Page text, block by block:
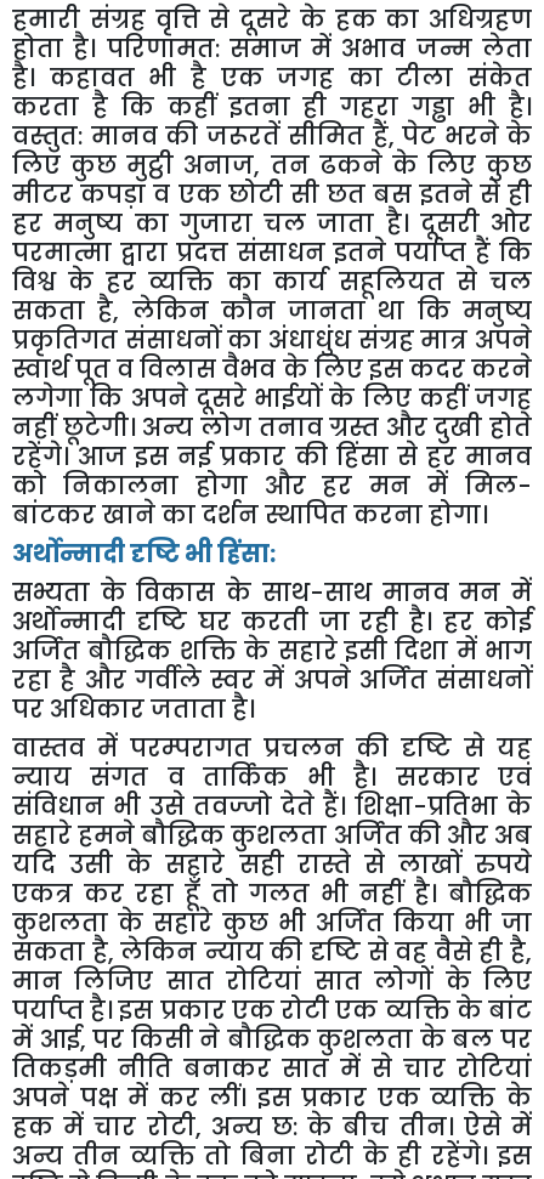
हमारी संग्रह वृत्ति से दूसरे के हक का अधिग्रहण
होता है। परिणामत: समाज में अभाव जन्म लेता
है। कहावत भी है एक जगह का टीला संकेत
करता है कि कहीं इतना ही गहरा गड्ढा भी है।
वस्तुत: मानव की जरूरतें सीमित हैं, पेट भरने के
लिए कुछ मुट्ठी अनाज, तन ढकने के लिए कुछ
मीटर कपड़ा व एक छोटी सी छत बस इतने से ही
हर मनुष्य का गुजारा चल जाता है। दूसरी ओर
परमात्मा द्वारा प्रदत्त संसाधन इतने पर्याप्त हैं कि
विश्व के हर व्यक्ति का कार्य सहूलियत से चल
सकता है, लेकिन कौन जानता था कि मनुष्य
प्रकृतिगत संसाधनों का अंधाधुंध संग्रह मात्र अपने
स्वार्थ पूत व विलास वैभव के लिए इस कदर करने
लगेगा कि अपने दूसरे भाईयों के लिए कहीं जगह
नहीं छूटेगी। अन्य लोग तनाव ग्रस्त और दुखी होते
रहेंगे। आज इस नई प्रकार की हिंसा से हर मानव
को निकालना होगा और हर मन में मिल-
बांटकर खाने का दर्शन स्थापित करना होगा।
अर्थोन्मादी दृष्टि भी हिंसा:
सभ्यता के विकास के साथ-साथ मानव मन में
अर्थोन्मादी दृष्टि घर करती जा रही है। हर कोई
अर्जित बौद्धिक शक्ति के सहारे इसी दिशा में भाग
रहा है और गर्वीले स्वर में अपने अर्जित संसाधनों
पर अधिकार जताता है।
वास्तव में परम्परागत प्रचलन की दृष्टि से यह
न्याय संगत व तार्किक भी है। सरकार एवं
संविधान भी उसे तवज्जो देते हैं। शिक्षा-प्रतिभा के
सहारे हमने बौद्धिक कुशलता अर्जित की और अब
यदि उसी के सहारे सही रास्ते से लाखों रुपये
एकत्र कर रहा हूँ तो गलत भी नहीं है। बौद्धिक
कुशलता के सहारे कुछ भी अर्जित किया भी जा
सकता है,लेकिन न्याय की दृष्टि से वह वैसे ही है,
मान लिजिए सात रोटियां सात लोगों के लिए
पर्याप्त है। इस प्रकार एक रोटी एक व्यक्ति के बांट
में आई,पर किसी ने बौद्धिक कुशलता के बल पर
तिकड़मी नीति बनाकर सात में से चार रोटियां
अपने पक्ष में कर लीं। इस प्रकार एक व्यक्ति के
हक में चार रोटी, अन्य छ: के बीच तीन। ऐसे में
अन्य तीन व्यक्ति तो बिना रोटी के ही रहेंगे। इस